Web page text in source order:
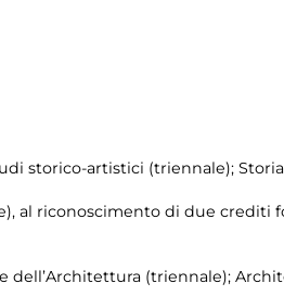
storico-artistici (triennale); Storia
al riconoscimento di due crediti
dell’Architettura (triennale);